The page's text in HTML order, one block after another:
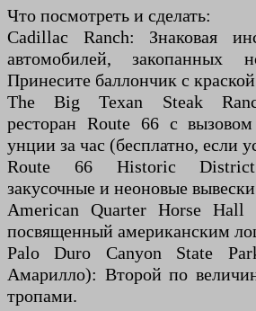
Что посмотреть и сделать:
Cadillac Ranch: Знаковая
автомобилей,
Принесите баллончик с
The Big Texan Steak
ресторан Route 66 с
унции за час (бесплатно, если
Route 66 Historic District:
закусочные и неоновые
American Quarter Horse
посвященный американским
Palo Duro Canyon State
Амарилло): Второй по
тропами.